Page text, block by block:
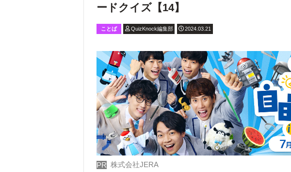
ードクイズ【14】
ことば QuizKnock編集部 2024.03.21
PR 株式会社JERA